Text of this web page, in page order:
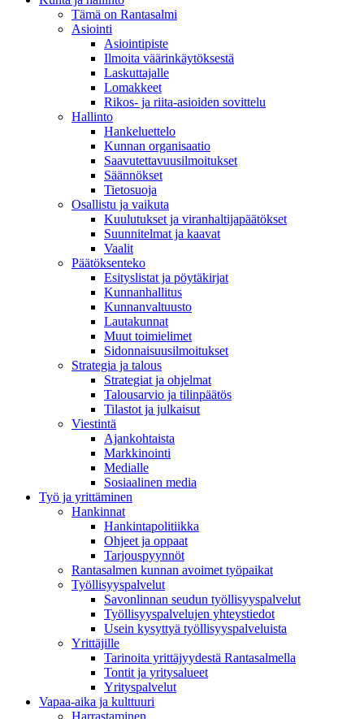
Tämä on Rantasalmi
Asiointi
Asiointipiste
Ilmoita väärinkäytöksestä
Laskuttajalle
Lomakkeet
Rikos- ja riita-asioiden sovittelu
Hallinto
Hankeluettelo
Kunnan organisaatio
Saavutettavuusilmoitukset
Säännökset
Tietosuoja
Osallistu ja vaikuta
Kuulutukset ja viranhaltijapäätökset
Suunnitelmat ja kaavat
Vaalit
Päätöksenteko
Esityslistat ja pöytäkirjat
Kunnanhallitus
Kunnanvaltuusto
Lautakunnat
Muut toimielimet
Sidonnaisuusilmoitukset
Strategia ja talous
Strategiat ja ohjelmat
Talousarvio ja tilinpäätös
Tilastot ja julkaisut
Viestintä
Ajankohtaista
Markkinointi
Medialle
Sosiaalinen media
Työ ja yrittäminen
Hankinnat
Hankintapolitiikka
Ohjeet ja oppaat
Tarjouspyynnöt
Rantasalmen kunnan avoimet työpaikat
Työllisyyspalvelut
Savonlinnan seudun työllisyyspalvelut
Työllisyyspalvelujen yhteystiedot
Usein kysyttyä työllisyyspalveluista
Yrittäjille
Tarinoita yrittäjyydestä Rantasalmella
Tontit ja yritysalueet
Yrityspalvelut
Vapaa-aika ja kulttuuri
Harrastaminen